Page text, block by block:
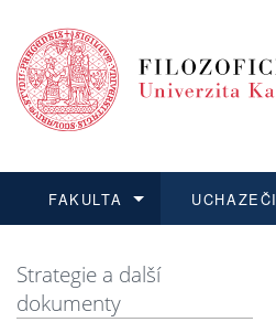
FAKULTA
Dozvědět se více
UCHAZEČI
Podat přihlášku
Dozvědět se více
Dozvědět se více
Dozvědět se více
Strategie a další
dokumenty